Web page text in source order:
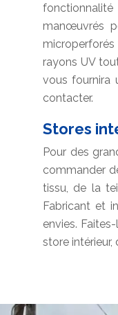
manœuvrés
rayons UV
vous fournira
contacter.
Stores
Pour des
commander
tissu, de la
Fabricant et
envies.
store intérieur,